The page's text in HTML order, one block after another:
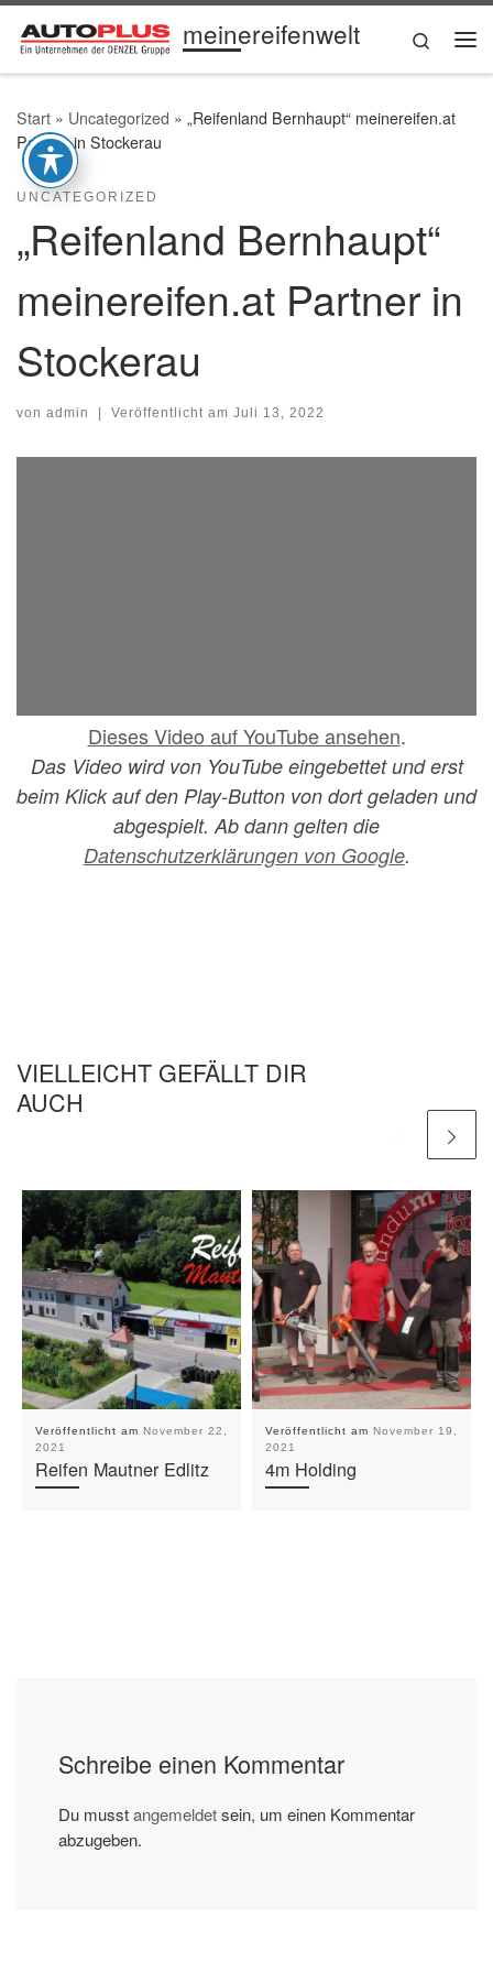
Zum Inhalt springen meinereifenwelt
Search
Start » Uncategorized » „Reifenland Bernhaupt“ meinereifen.at
Partner in Stockerau
UNCATEGORIZED
„Reifenland Bernhaupt“
meinereifen.at Partner in
Stockerau
von admin | Veröffentlicht am Juli 13, 2022
Dieses Video auf YouTube ansehen.
Das Video wird von YouTube eingebettet und erst
beim Klick auf den Play-Button von dort geladen und
abgespielt. Ab dann gelten die
Datenschutzerklärungen von Google.
VIELLEICHT GEFÄLLT DIR
AUCH
Veröffentlicht am November 22,
2021
Reifen Mautner Edlitz
Veröffentlicht am November 19,
2021
4m Holding
Schreibe einen Kommentar
Du musstangemeldetsein, um einen Kommentar
abzugeben.